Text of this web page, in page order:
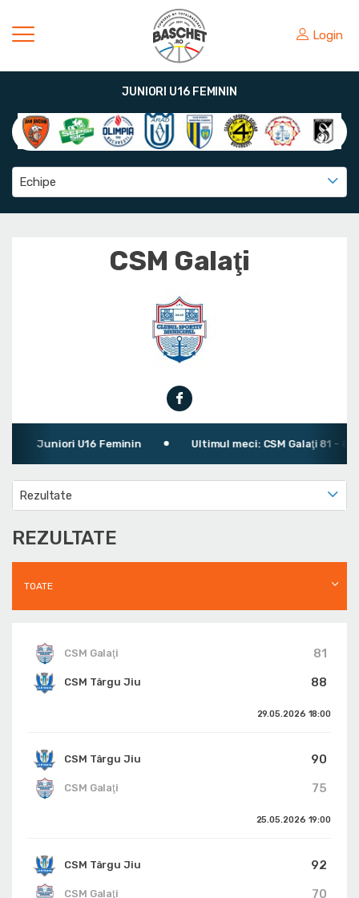
Login
JUNIORI U16 FEMININ
Echipe
CSM Galaţi
Juniori U16 Feminin Ultimul meci: CSM Galaţi 81 - 88
Rezultate
REZULTATE
TOATE
CSM Galaţi
81
88
CSM Târgu Jiu
29.05.2026 18:00
CSM Târgu Jiu
90
75
CSM Galaţi
25.05.2026 19:00
CSM Târgu Jiu
92
70
CSM Galaţi